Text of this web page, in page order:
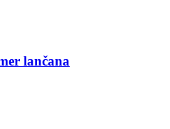
lančana